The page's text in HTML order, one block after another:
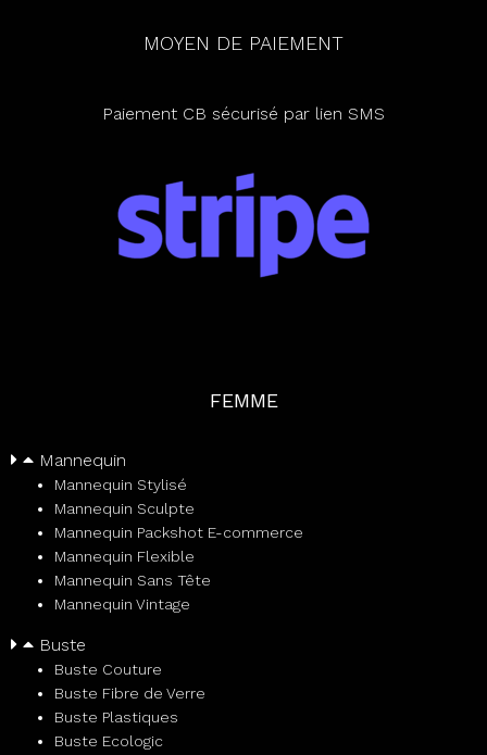
MOYEN DE PAIEMENT
Paiement CB sécurisé par lien SMS
FEMME
Mannequin
Mannequin Stylisé
Mannequin Sculpte
Mannequin Packshot E-commerce
Mannequin Flexible
Mannequin Sans Tête
Mannequin Vintage
Buste
Buste Couture
Buste Fibre de Verre
Buste Plastiques
Buste Ecologic